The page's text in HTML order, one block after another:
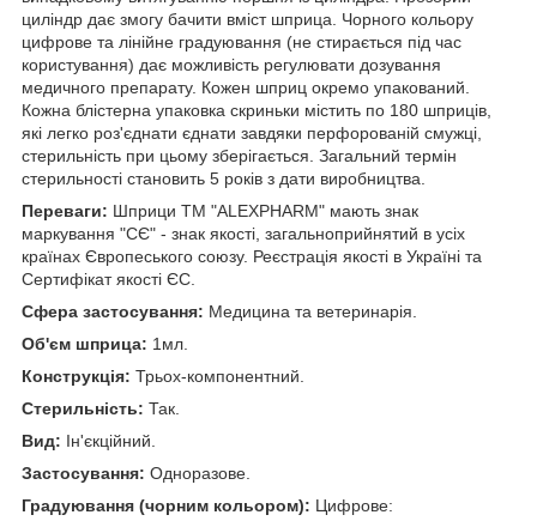
циліндр дає змогу бачити вміст шприца. Чорного кольору
цифрове та лінійне градуювання (не стирається під час
користування) дає можливість регулювати дозування
медичного препарату. Кожен шприц окремо упакований.
Кожна блістерна упаковка скриньки містить по 180 шприців,
які легко роз'єднати єднати завдяки перфорованій смужці,
стерильність при цьому зберігається. Загальний термін
стерильності становить 5 років з дати виробництва.
Переваги: Шприци ТМ "ALEXPHARM" мають знак
маркування "СЄ" - знак якості, загальноприйнятий в усіх
країнах Європеського союзу. Реєстрація якості в Україні та
Сертифікат якості ЄС.
Сфера застосування: Медицина та ветеринарія.
Об'єм шприца: 1мл.
Конструкція: Трьох-компонентний.
Стерильність: Так.
Вид: Ін'єкційний.
Застосування: Одноразове.
Градуювання (чорним кольором): Цифрове: